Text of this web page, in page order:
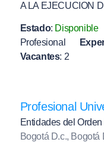
A LA EJECUCION
Estado: Disponible
Profesional
Vacantes: 2
Profesional
Entidades del
Bogotá D.c., Bogotá